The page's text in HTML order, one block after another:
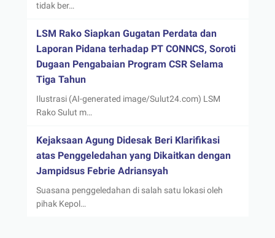
tidak ber…
LSM Rako Siapkan Gugatan Perdata dan
Laporan Pidana terhadap PT CONNCS, Soroti
Dugaan Pengabaian Program CSR Selama
Tiga Tahun
Ilustrasi (AI-generated image/Sulut24.com) LSM
Rako Sulut m…
Kejaksaan Agung Didesak Beri Klarifikasi
atas Penggeledahan yang Dikaitkan dengan
Jampidsus Febrie Adriansyah
Suasana penggeledahan di salah satu lokasi oleh
pihak Kepol…